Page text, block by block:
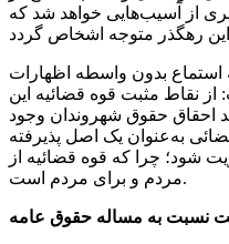
از آسیب‌هایی خواهد شد که
استماع بدون واسطه اظهارات
نقاط مثبت قوه قضائیه این
احقاق حقوق شهروندان وجود
به‌عنوان یک اصل پذیرفته
شود؛ چرا که قوه قضائیه از
مردم و برای مردم است.
به مساله حقوق عامه